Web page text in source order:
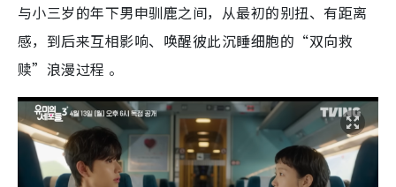
与小三岁的年下男申驯鹿之间，从最初的别扭、有距离
感，到后来互相影响、唤醒彼此沉睡细胞的“双向救
赎”浪漫过程 。